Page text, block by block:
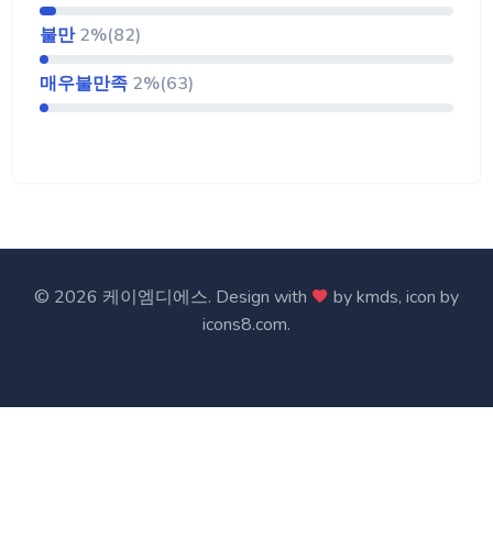
불만 2%(82)
매우불만족 2%(63)
© 2026 케이엠디에스. Design with bykmds, icon by
icons8.com.